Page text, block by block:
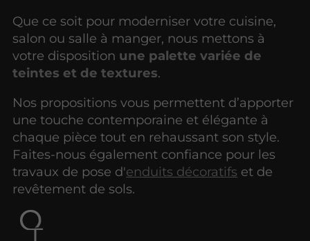
Que ce soit pour moderniser votre cuisine,
salon ou salle à manger, nous mettons à
votre disposition une palette variée de
teintes et de textures.
Nos propositions vous permettent d’apporter
une touche contemporaine et élégante à
chaque pièce tout en rehaussant son style.
Faites-nous également confiance pour les
travaux de pose d'enduits décoratifs et de
revêtement de sols.